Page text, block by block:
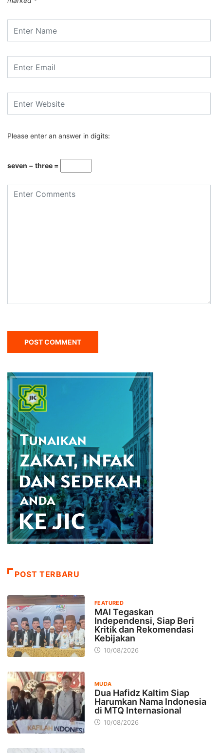
Please enter an answer in digits:
seven − three =
POST TERBARU
FEATURED
MAI Tegaskan
Independensi, Siap Beri
Kritik dan Rekomendasi
Kebijakan
10/08/2026
MUDA
Dua Hafidz Kaltim Siap
Harumkan Nama Indonesia
di MTQ Internasional
10/08/2026